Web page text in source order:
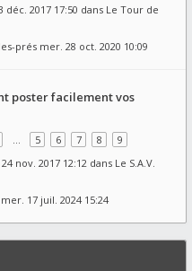
déc. 2017 17:50 dans Le Tour de
prés mer. 28 oct. 2020 10:09
poster facilement vos
… 5 6 7 8
9
nov. 2017 12:12 dans Le S.A.V.
mer. 17 juil. 2024 15:24